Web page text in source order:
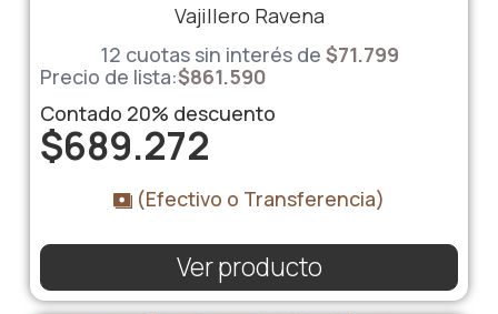
Vajillero Ravena
12 cuotas sin interés de $71.799
Precio de lista:$861.590
Contado 20% descuento
$689.272
(Efectivo o Transferencia)
Ver producto